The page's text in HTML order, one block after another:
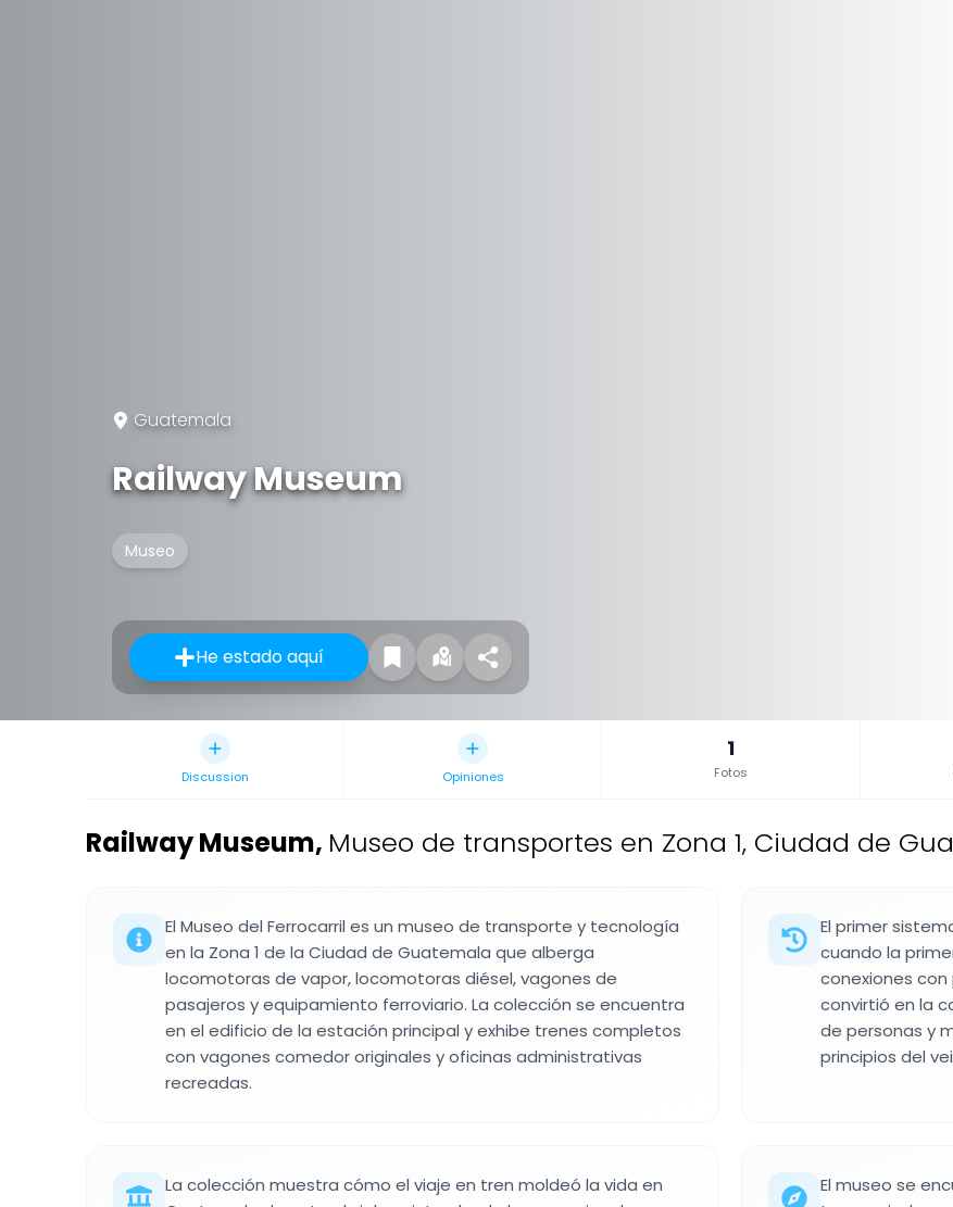
Guatemala
Railway Museum
Museo
He estado aquí
Discussion Opiniones
1
Fotos
Railway Museum, Museo de transportes en Zona 1, Ciudad de
El Museo del Ferrocarril es un museo de transporte y tecnología
en la Zona 1 de la Ciudad de Guatemala que alberga
locomotoras de vapor, locomotoras diésel, vagones de
pasajeros y equipamiento ferroviario. La colección se encuentra
en el edificio de la estación principal y exhibe trenes completos
con vagones comedor originales y oficinas administrativas
recreadas.
El primer
cuando la
conexiones
convirtió en la
de personas y
principios del
La colección muestra cómo el viaje en tren moldeó la vida en
El museo se